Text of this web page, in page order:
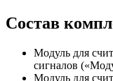
Состав
Модуль для
сигналов
Модуль для